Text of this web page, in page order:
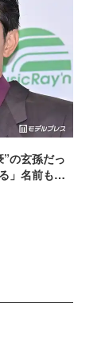
の玄孫だっ
」名前も先